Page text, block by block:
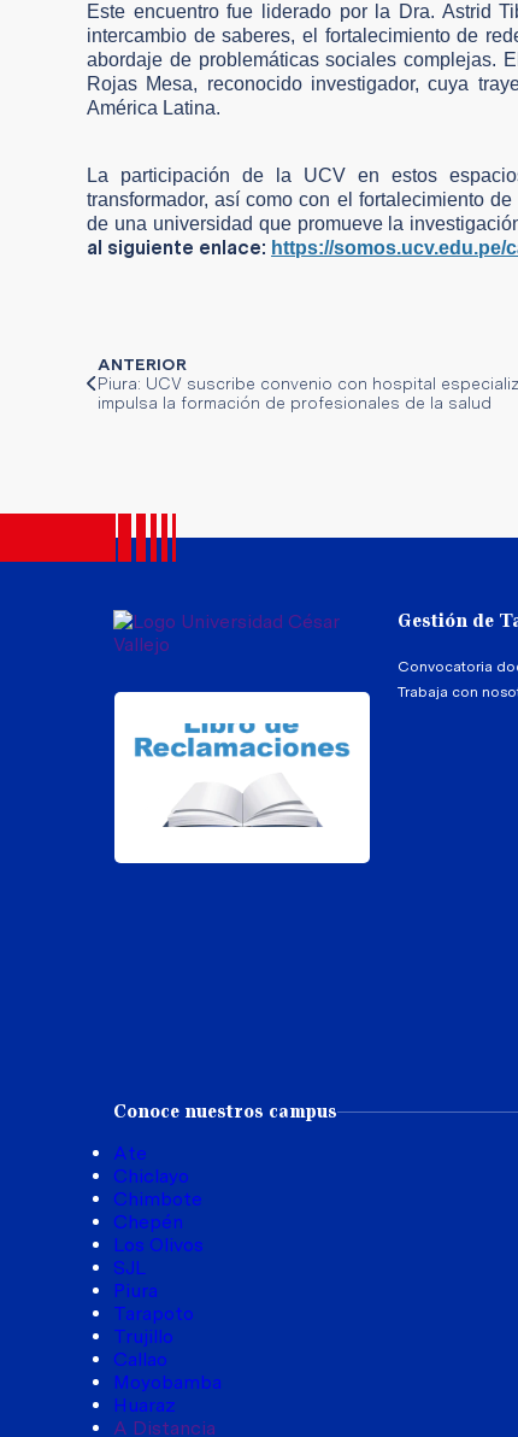
Este encuentro fue liderado por la Dra. Astrid
intercambio de saberes, el fortalecimiento de
abordaje de problemáticas sociales complejas.
Rojas Mesa, reconocido investigador, cuya
América Latina.
La participación de la UCV en estos
transformador, así como con el fortalecimiento
de una universidad que promueve la
al siguiente enlace: https://somos.ucv.edu.pe/
ANTERIOR
Piura: UCV suscribe convenio con hospital
impulsa la formación de profesionales de la salud
Gestión de
Convocatoria
Trabaja con
Conoce nuestros campus
Ate
Chiclayo
Chimbote
Chepén
Los Olivos
SJL
Piura
Tarapoto
Trujillo
Callao
Moyobamba
Huaraz
A Distancia